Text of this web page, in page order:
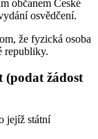
občanem České
osvědčení.
že fyzická osoba
republiky.
(podat žádost
jejíž státní